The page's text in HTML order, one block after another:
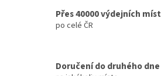
Přes 40000 výdejních míst
po celé ČR
Doručení do druhého dne